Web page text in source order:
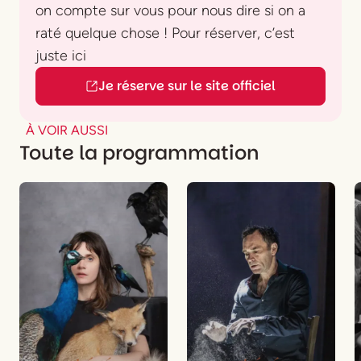
Violoncelle Clotilde Lacroix, en alternance avec
Marwane Champ
Clarinette Clément Caratini
, en alternance avec
Vincent Lochet
Percussions
Valentin Dubois
on compte sur vous pour nous dire si on a
raté quelque chose ! Pour réserver, c’est
juste ici
Je réserve sur le site officiel
À VOIR AUSSI
Toute la programmation